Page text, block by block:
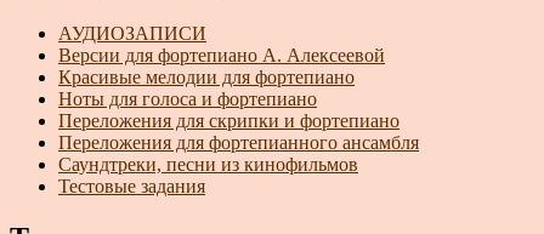
АУДИОЗАПИСИ
Версии для фортепиано А. Алексеевой
Красивые мелодии для фортепиано
Ноты для голоса и фортепиано
Переложения для скрипки и фортепиано
Переложения для фортепианного ансамбля
Саундтреки, песни из кинофильмов
Тестовые задания